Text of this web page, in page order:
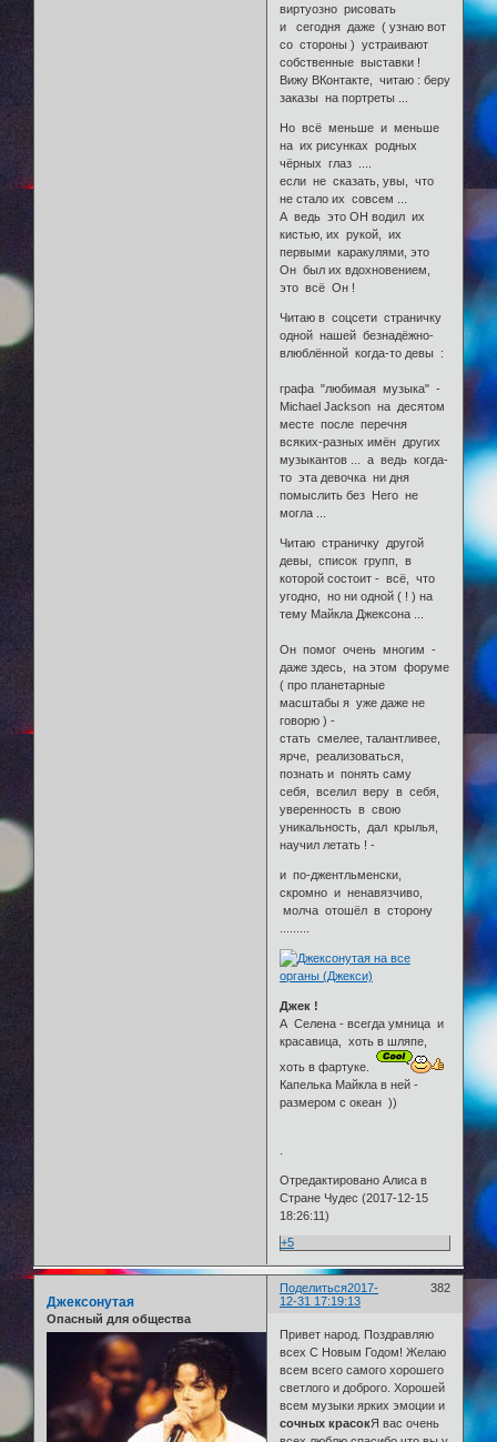
виртуозно рисовать
и сегодня даже ( узнаю вот
со стороны ) устраивают
собственные выставки !
Вижу ВКонтакте, читаю : беру
заказы на портреты ...
Но всё меньше и меньше
на их рисунках родных
чёрных глаз ....
если не сказать, увы, что
не стало их совсем ...
А ведь это ОН водил их
кистью, их рукой, их
первыми каракулями, это
Он был их вдохновением,
это всё Он !
Читаю в соцсети страничку
одной нашей безнадёжно-
влюблённой когда-то девы :
графа "любимая музыка" -
Michael Jackson на десятом
месте после перечня
всяких-разных имён других
музыкантов ... а ведь когда-
то эта девочка ни дня
помыслить без Него не
могла ...
Читаю страничку другой
девы, список групп, в
которой состоит - всё, что
угодно, но ни одной ( ! ) на
тему Майкла Джексона ...
Он помог очень многим -
даже здесь, на этом форуме
( про планетарные
масштабы я уже даже не
говорю ) -
стать смелее, талантливее,
ярче, реализоваться,
познать и понять саму
себя, вселил веру в себя,
уверенность в свою
уникальность, дал крылья,
научил летать ! -
и по-джентльменски,
скромно и ненавязчиво,
молча отошёл в сторону
Джек !
А Селена - всегда умница и
красавица, хоть в шляпе,
хоть в фартуке.
Капелька Майкла в ней -
размером с океан ))
Отредактировано Алиса в
Стране Чудес (2017-12-15
18:26:11)
+5
Поделиться 382
2017-
12-31 17:19:13
Джексонутая
Опасный для общества
Привет народ. Поздравляю
всех С Новым Годом! Желаю
всем всего самого хорошего
светлого и доброго. Хорошей
всем музыки ярких эмоции и
сочных красокЯ вас очень